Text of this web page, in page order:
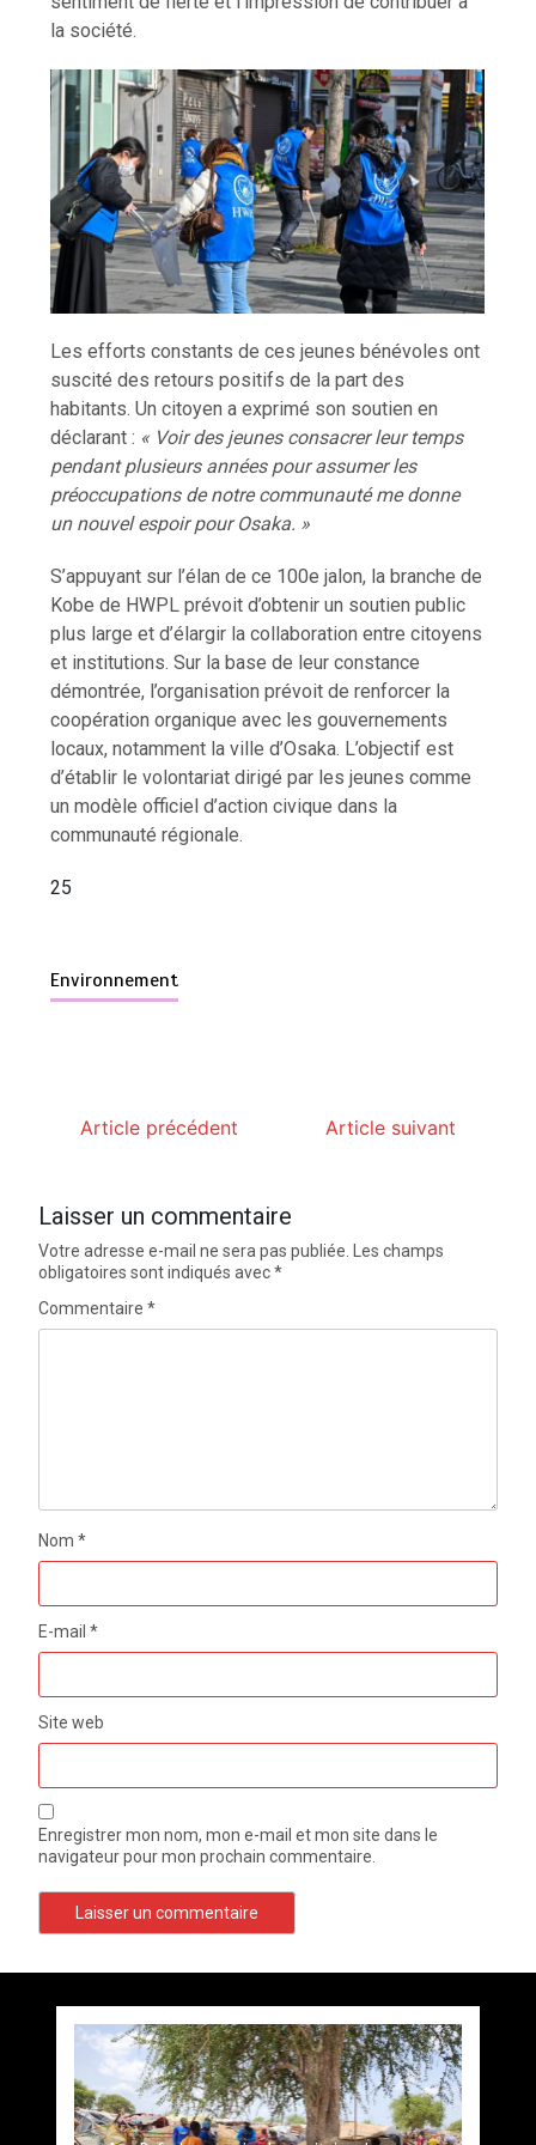
la société.
Les efforts constants de ces jeunes bénévoles ont
suscité des retours positifs de la part des
habitants. Un citoyen a exprimé son soutien en
déclarant : « Voir des jeunes consacrer leur temps
pendant plusieurs années pour assumer les
préoccupations de notre communauté me donne
un nouvel espoir pour Osaka. »
S’appuyant sur l’élan de ce 100e jalon, la branche de
Kobe de HWPL prévoit d’obtenir un soutien public
plus large et d’élargir la collaboration entre citoyens
et institutions. Sur la base de leur constance
démontrée, l’organisation prévoit de renforcer la
coopération organique avec les gouvernements
locaux, notamment la ville d’Osaka. L’objectif est
d’établir le volontariat dirigé par les jeunes comme
un modèle officiel d’action civique dans la
communauté régionale.
25
Environnement
Article précédent Article suivant
Laisser un commentaire
Votre adresse e-mail ne sera pas publiée.
Les champs
obligatoires sont indiqués avec*
Commentaire*
Nom*
E-mail*
Site web
Enregistrer mon nom, mon e-mail et mon site dans le
navigateur pour mon prochain commentaire.
Haut-Mbomou : le commandant de brigade de
Deep Learning Indaba 2026 : la Centrafrique
Sous le leadership éclairé de Célestin Yanindji, le